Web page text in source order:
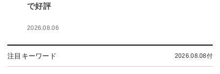
で好評
2026.08.06
注目キーワード 2026.08.08付